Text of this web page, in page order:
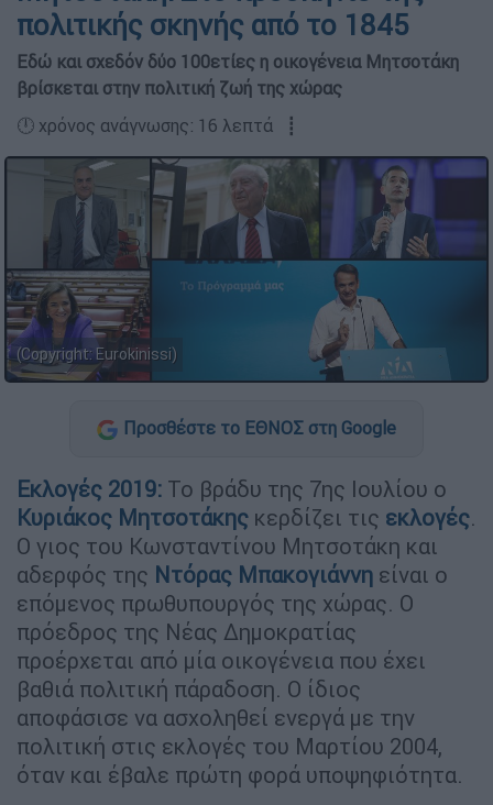
πολιτικής σκηνής από το 1845
Εδώ και σχεδόν δύο 100ετίες η οικογένεια Μητσοτάκη
βρίσκεται στην πολιτική ζωή της χώρας
🕛 χρόνος ανάγνωσης: 16 λεπτά ┋
(Copyright: Eurokinissi)
Προσθέστε το ΕΘΝΟΣ στη Google
Εκλογές 2019: Το βράδυ της 7ης Ιουλίου ο
Κυριάκος Μητσοτάκης κερδίζει τις εκλογές.
Ο γιος του Κωνσταντίνου Μητσοτάκη και
αδερφός της Ντόρας Μπακογιάννη είναι ο
επόμενος πρωθυπουργός της χώρας. Ο
πρόεδρος της Νέας Δημοκρατίας
προέρχεται από μία οικογένεια που έχει
βαθιά πολιτική πάραδοση. Ο ίδιος
αποφάσισε να ασχοληθεί ενεργά με την
πολιτική στις εκλογές του Μαρτίου 2004,
όταν και έβαλε πρώτη φορά υποψηφιότητα.